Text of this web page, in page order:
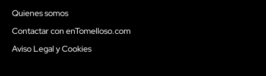
Quienes somos
Contactar con enTomelloso.com
Aviso Legal y Cookies